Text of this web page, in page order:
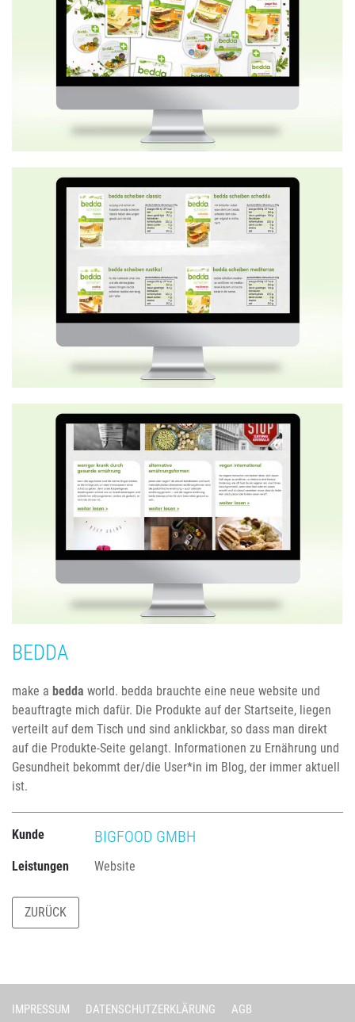
BEDDA
make a bedda world. bedda brauchte eine neue website und
beauftragte mich dafür. Die Produkte auf der Startseite, liegen
verteilt auf dem Tisch und sind anklickbar, so dass man direkt
auf die Produkte-Seite gelangt. Informationen zu Ernährung und
Gesundheit bekommt der/die User*in im Blog, der immer aktuell
ist.
Kunde BIGFOOD GMBH
Leistungen Website
ZURÜCK
IMPRESSUM DATENSCHUTZERKLÄRUNG AGB